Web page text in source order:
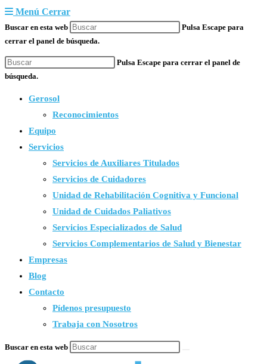
Menú Cerrar
Buscar en esta web
Pulsa Escape para
cerrar el panel de búsqueda.
Pulsa Escape para cerrar el panel de
búsqueda.
Gerosol
Reconocimientos
Equipo
Servicios
Servicios de Auxiliares Titulados
Servicios de Cuidadores
Unidad de Rehabilitación Cognitiva y Funcional
Unidad de Cuidados Paliativos
Servicios Especializados de Salud
Servicios Complementarios de Salud y Bienestar
Empresas
Blog
Contacto
Pídenos presupuesto
Trabaja con Nosotros
Buscar en esta web